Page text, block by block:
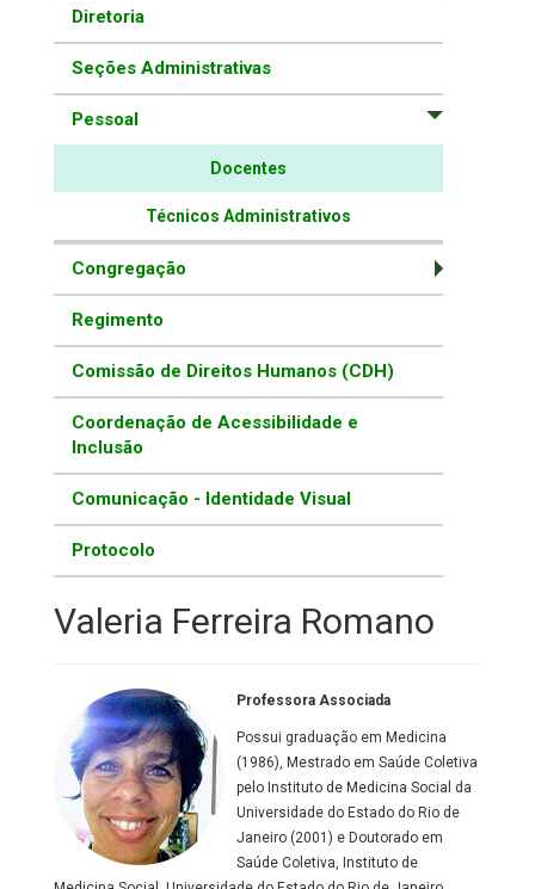
Diretoria
Seções Administrativas
Pessoal
Docentes
Técnicos Administrativos
Congregação
Regimento
Comissão de Direitos Humanos (CDH)
Coordenação de Acessibilidade e
Inclusão
Comunicação - Identidade Visual
Protocolo
Valeria Ferreira Romano
Professora Associada
Possui graduação em Medicina
(1986), Mestrado em Saúde Coletiva
pelo Instituto de Medicina Social da
Universidade do Estado do Rio de
Janeiro (2001) e Doutorado em
Saúde Coletiva, Instituto de